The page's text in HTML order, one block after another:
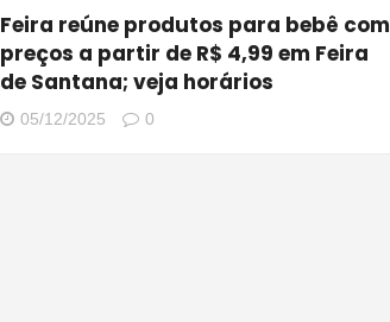
Feira reúne produtos para bebê com
preços a partir de R$ 4,99 em Feira
de Santana; veja horários
05/12/2025 0